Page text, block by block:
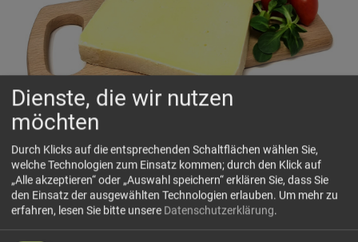
Toblacher Stangenkäse
Der Toblacher Stangenkäse ist ein halbfester
Schnittkäse,das traditionsreichste und bekannteste Produkt
der Sennerei Drei Zinnen. Dieser mild- säuerliche
Schnittkäse hat einen eigenen, typischen Geschmack und
eine erbsengroße Lochung. Der Teig ist zart, leicht
Dienste, die wir nutzen
möchten
Durch Klicks auf die entsprechenden Schaltflächen wählen Sie,
welche Technologien zum Einsatz kommen; durch den Klick auf
„Alle akzeptieren“ oder „Auswahl speichern“ erklären Sie, dass Sie
den Einsatz der ausgewählten Technologien erlauben. Um mehr zu
erfahren, lesen Sie bitte unsere Datenschutzerklärung.